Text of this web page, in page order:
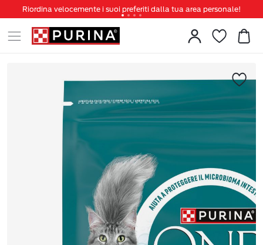
Riordina velocemente i suoi preferiti dalla tua area personale!
Tanti sconti e novità ti aspettano, non perderteli!
Spedizione gratuita a partire da 49 €